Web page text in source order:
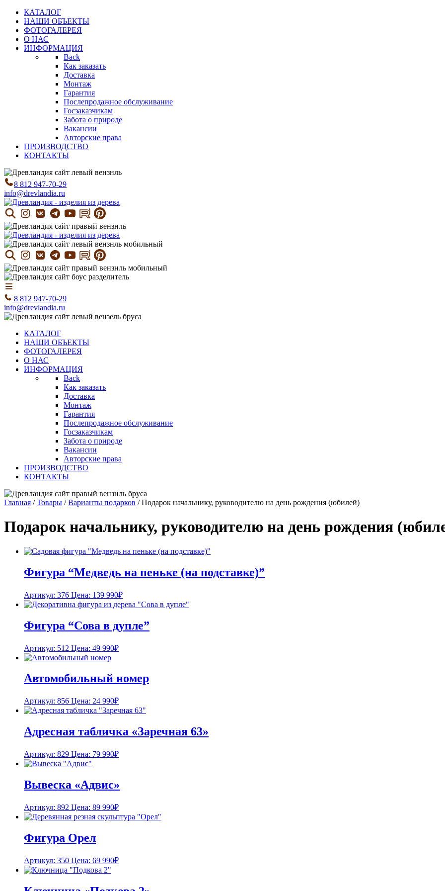
КАТАЛОГ
НАШИ ОБЪЕКТЫ
ФОТОГАЛЕРЕЯ
О НАС
ИНФОРМАЦИЯ
Back
Как заказать
Доставка
Монтаж
Гарантия
Послепродажное обслуживание
Госзаказчикам
Забота о природе
Вакансии
Авторские права
ПРОИЗВОДСТВО
КОНТАКТЫ
8 812 947-70-29
info@drevlandia.ru
8 812 947-70-29
info@drevlandia.ru
КАТАЛОГ
НАШИ ОБЪЕКТЫ
ФОТОГАЛЕРЕЯ
О НАС
ИНФОРМАЦИЯ
Back
Как заказать
Доставка
Монтаж
Гарантия
Послепродажное обслуживание
Госзаказчикам
Забота о природе
Вакансии
Авторские права
ПРОИЗВОДСТВО
КОНТАКТЫ
Главная /Товары /Варианты подарков /Подарок начальнику, руководителю на день рождения (юбилей)
Подарок начальнику, руководителю на день рождения
Фигура “Медведь на пеньке (на подставке)”
Артикул: 376 Цена: 139 990₽
Фигура “Сова в дупле”
Артикул: 512 Цена: 49 990₽
Автомобильный номер
Артикул: 856 Цена: 24 990₽
Адресная табличка «Заречная 63»
Артикул: 829 Цена: 79 990₽
Вывеска «Адвис»
Артикул: 892 Цена: 89 990₽
Фигура Орел
Артикул: 350 Цена: 69 990₽